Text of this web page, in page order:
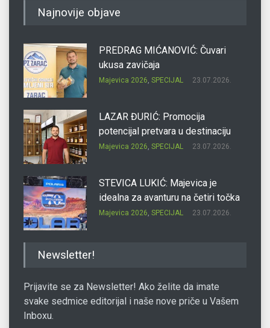
Najnovije objave
PREDRAG MIĆANOVIĆ: Čuvari
ukusa zavičaja
Majevica 2026, SPECIJAL 23.07.2026.
LAZAR ĐURIĆ: Promocija
potencijal pretvara u destinaciju
Majevica 2026, SPECIJAL 23.07.2026.
STEVICA LUKIĆ: Majevica je
idealna za avanturu na četiri točka
Majevica 2026, SPECIJAL 23.07.2026.
Newsletter!
Prijavite se za Newsletter! Ako želite da imate
svake sedmice editorijal i naše nove priče u Vašem
Inboxu.